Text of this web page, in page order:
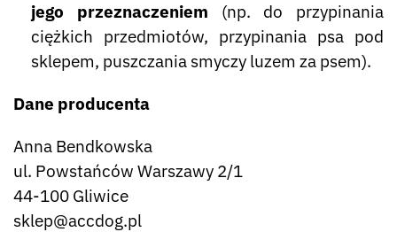
jego przeznaczeniem (np. do przypinania
ciężkich przedmiotów, przypinania psa pod
sklepem, puszczania smyczy luzem za psem).
Dane producenta
Anna Bendkowska
ul. Powstańców Warszawy 2/1
44-100 Gliwice
sklep@accdog.pl